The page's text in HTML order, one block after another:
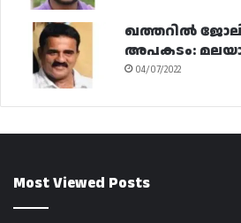
ഖത്തറിൽ
അപകടം:
04/07/2022
Most Viewed Posts